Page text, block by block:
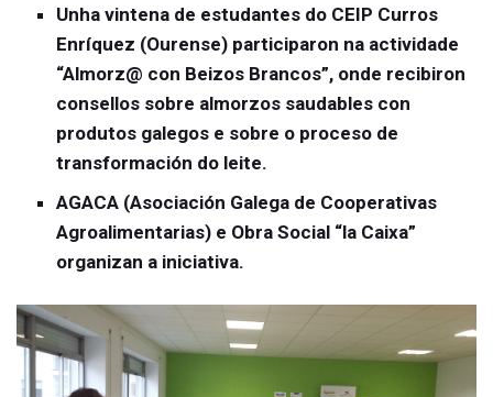
Unha vintena de estudantes do CEIP Curros
Enríquez (Ourense) participaron na actividade
“Almorz@ con Beizos Brancos”, onde recibiron
consellos sobre almorzos saudables con
produtos galegos e sobre o proceso de
transformación do leite.
AGACA (Asociación Galega de Cooperativas
Agroalimentarias) e Obra Social “la Caixa”
organizan a iniciativa.